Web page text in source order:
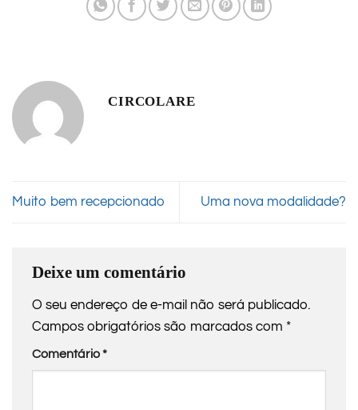
CIRCOLARE
Muito bem recepcionado Uma nova modalidade?
Deixe um comentário
O seu endereço de e-mail não será publicado.
Campos obrigatórios são marcados com *
Comentário*